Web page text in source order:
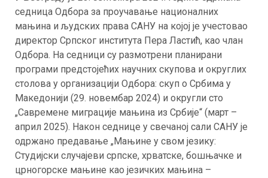
седница Одбора за проучавање националних
мањина и људских права САНУ на којој је учестовао
директор Српског института Пера Ластић, као члан
Одбора. На седници су размотрени планирани
програми предстојећих научних скупова и округлих
столова у организацији Одбора: скуп о Србима у
Македонији (29. новембар 2024) и округли сто
„Савремене миграције мањина из Србије“ (март –
април 2025). Након седнице у свечаној сали САНУ је
одржано предавање „Мањине у свом језику:
Студијски случајеви српске, хрватске, бошњачке и
црногорске мањине као језичких мањина –